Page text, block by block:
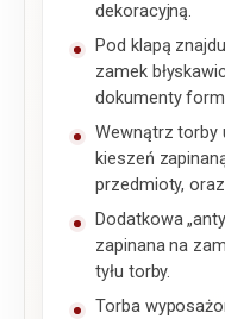
dekoracyjną.
Pod klapą
zamek
dokumenty
Wewnątrz torby
kieszeń
przedmioty,
Dodatkowa
zapinana na
tyłu torby.
Torba